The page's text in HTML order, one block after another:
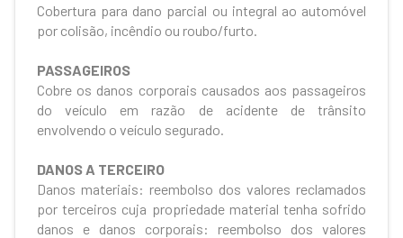
Cobertura para dano parcial ou integral ao automóvel
por colisão, incêndio ou roubo/furto.
PASSAGEIROS
Cobre os danos corporais causados aos passageiros
do veículo em razão de acidente de trânsito
envolvendo o veículo segurado.
DANOS A TERCEIRO
Danos materiais: reembolso dos valores reclamados
por terceiros cuja propriedade material tenha sofrido
danos e danos corporais: reembolso dos valores